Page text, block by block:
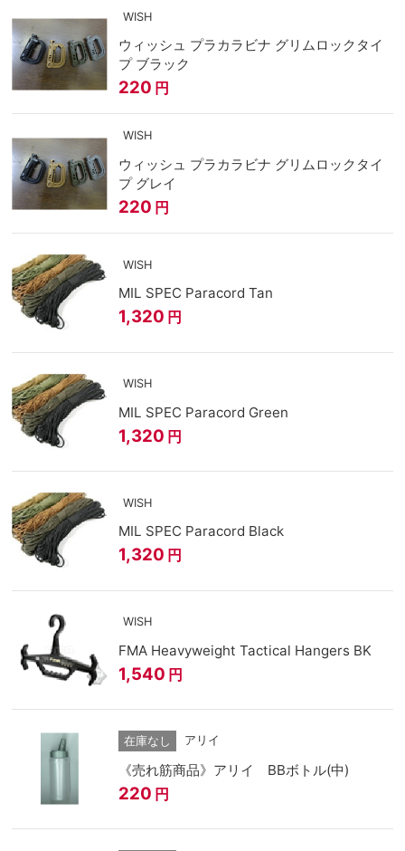
WISH
ウィッシュ プラカラビナ グリムロックタイ
プ ブラック
220 円
WISH
ウィッシュ プラカラビナ グリムロックタイ
プ グレイ
220 円
WISH
MIL SPEC Paracord Tan
1,320 円
WISH
MIL SPEC Paracord Green
1,320 円
WISH
MIL SPEC Paracord Black
1,320 円
WISH
FMA Heavyweight Tactical Hangers BK
1,540 円
在庫なし アリイ
《売れ筋商品》アリイ BBボトル(中)
220 円